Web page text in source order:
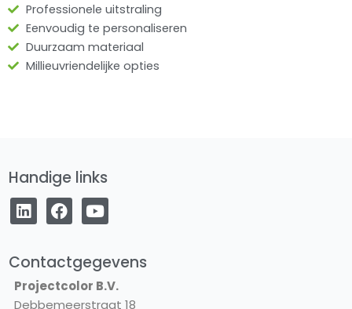
Professionele uitstraling
Eenvoudig te personaliseren
Duurzaam materiaal
Millieuvriendelijke opties
Handige links
L
i
n
e
i
F
a
c
b
o
o
Y
o
u
u
b
e
Contactgegevens
Projectcolor B.V.
Debbemeerstraat 18